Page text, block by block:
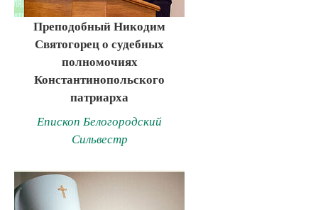
Преподобный Никодим
Святогорец о судебных
полномочиях
Константинопольского
патриарха
Епископ Белогородский
Сильвестр